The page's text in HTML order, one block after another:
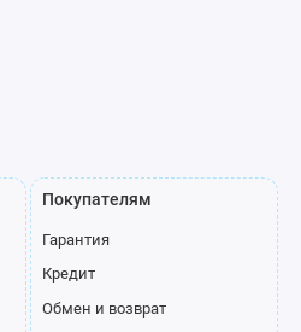
Покупателям
Гарантия
Кредит
Обмен и возврат